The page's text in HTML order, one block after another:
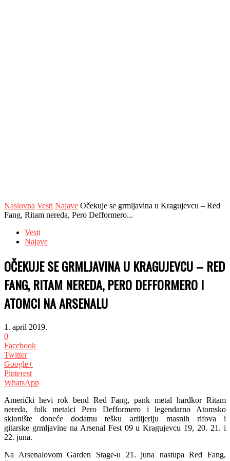
Naslovna Vesti Najave Očekuje se grmljavina u Kragujevcu – Red
Fang, Ritam nereda, Pero Defformero...
Vesti
Najave
OČEKUJE SE GRMLJAVINA U KRAGUJEVCU – RED
FANG, RITAM NEREDA, PERO DEFFORMERO I
ATOMCI NA ARSENALU
1. april 2019.
0
Facebook
Twitter
Google+
Pinterest
WhatsApp
Američki hevi rok bend Red Fang, pank metal hardkor Ritam
nereda, folk metalci Pero Defformero i legendarno Atomsko
sklonište doneće dodatnu tešku artiljeriju masnih rifova i
gitarske grmljavinena Arsenal Fest 09 u Kragujevcu 19, 20. 21. i
22. juna.
Na Arsenalovom Garden Stage-u 21. juna nastupa Red Fang,